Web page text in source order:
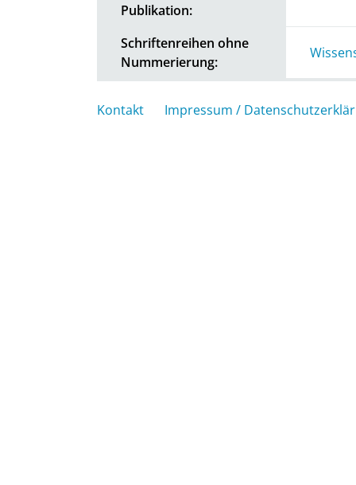
Publikation:
Schriftenreihen ohne
Nummerierung:
Kontakt Impressum /